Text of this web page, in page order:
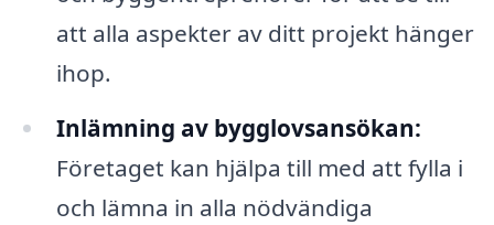
att alla aspekter av ditt projekt hänger
ihop.
Inlämning av bygglovsansökan:
Företaget kan hjälpa till med att fylla i
och lämna in alla nödvändiga